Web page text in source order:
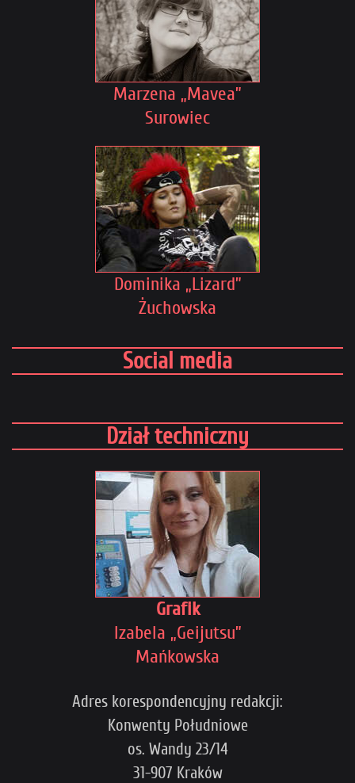
Marzena „Mavea”
Surowiec
Dominika „Lizard”
Żuchowska
Social media
Dział techniczny
Grafik
Izabela „Geijutsu”
Mańkowska
Adres korespondencyjny redakcji:
Konwenty Południowe
os. Wandy 23/14
31-907 Kraków